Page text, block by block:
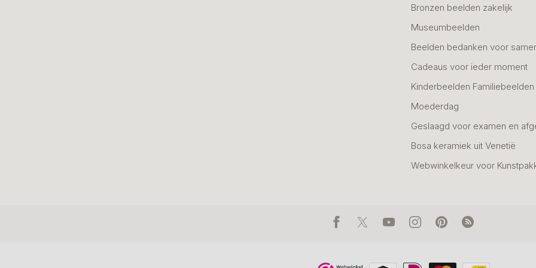
Bronzen beelden zakelijk
Museumbeelden
Beelden bedanken voor
Cadeaus voor ieder moment
Kinderbeelden Familiebeelden
Moederdag
Geslaagd voor examen en
Bosa keramiek uit Venetië
Webwinkelkeur voor